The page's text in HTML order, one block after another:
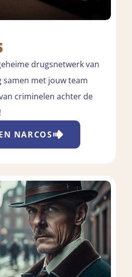
drugsnetwerk van
samen met jouw team
criminelen achter de
NARCOS